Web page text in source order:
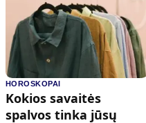
HOROSKOPAI
Kokios savaitės
spalvos tinka jūsų